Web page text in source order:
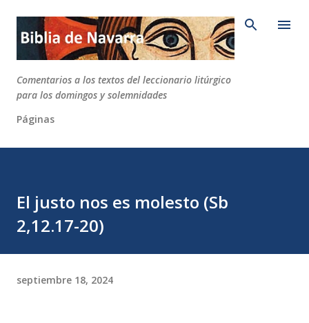
Ir al contenido principal
Comentarios a los textos del leccionario litúrgico
para los domingos y solemnidades
Páginas
El justo nos es molesto (Sb
2,12.17-20)
septiembre 18, 2024